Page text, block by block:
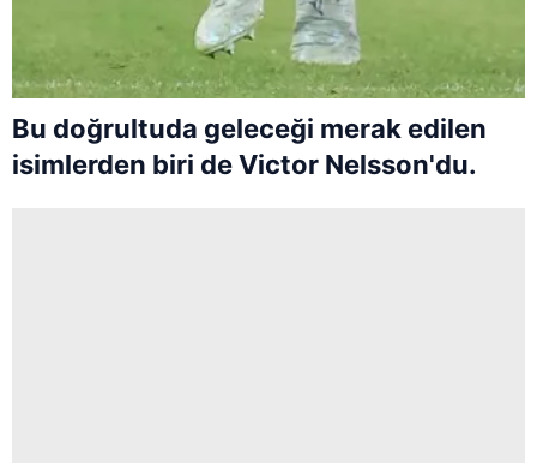
Bu doğrultuda geleceği merak edilen
isimlerden biri de Victor Nelsson'du.